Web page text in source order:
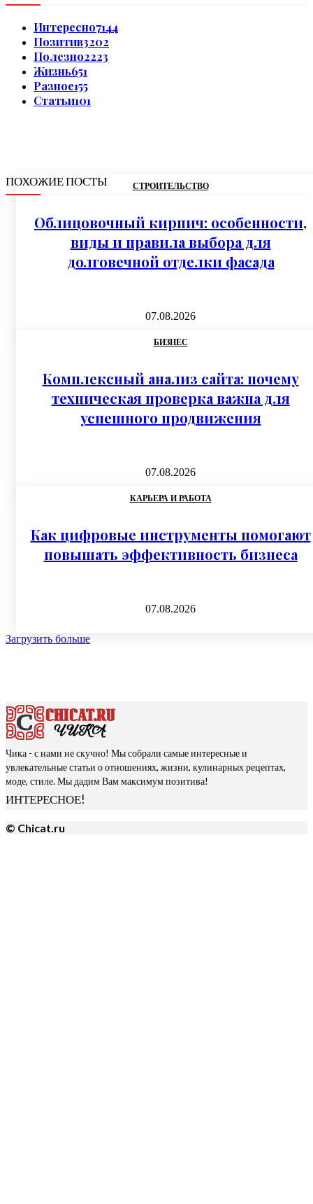
Интересно7144
Позитив3202
Полезно2223
Жизнь651
Разное155
Статьи101
ПОХОЖИЕ ПОСТЫ СТРОИТЕЛЬСТВО
Облицовочный кирпич: особенности,
виды и правила выбора для
долговечной отделки фасада
07.08.2026
БИЗНЕС
Комплексный анализ сайта: почему
техническая проверка важна для
успешного продвижения
07.08.2026
КАРЬЕРА И РАБОТА
Как цифровые инструменты помогают
повышать эффективность бизнеса
07.08.2026
Загрузить больше
Чика - с нами не скучно! Мы собрали самые интересные и
увлекательные статьи о отношениях, жизни, кулинарных рецептах,
моде, стиле. Мы дадим Вам максимум позитива!
ИНТЕРЕСНОЕ!
© Chicat.ru